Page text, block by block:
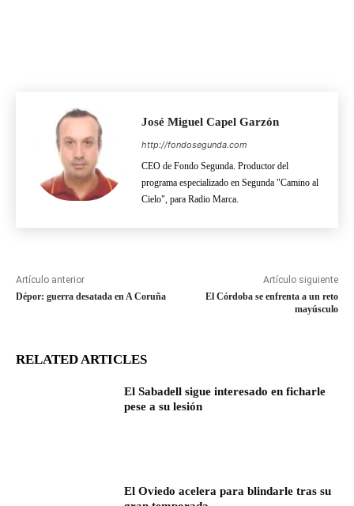
José Miguel Capel Garzón
http://fondosegunda.com
CEO de Fondo Segunda. Productor del
programa especializado en Segunda "Camino al
Cielo", para Radio Marca.
Artículo anterior
Dépor: guerra desatada en A Coruña
Artículo siguiente
El Córdoba se enfrenta a un reto
mayúsculo
RELATED ARTICLES
El Sabadell sigue interesado en ficharle
pese a su lesión
El Oviedo acelera para blindarle tras su